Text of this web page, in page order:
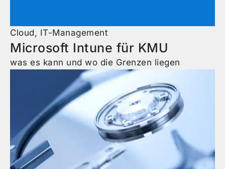
Cloud , IT-Management
Microsoft Intune für KMU
was es kann und wo die Grenzen liegen